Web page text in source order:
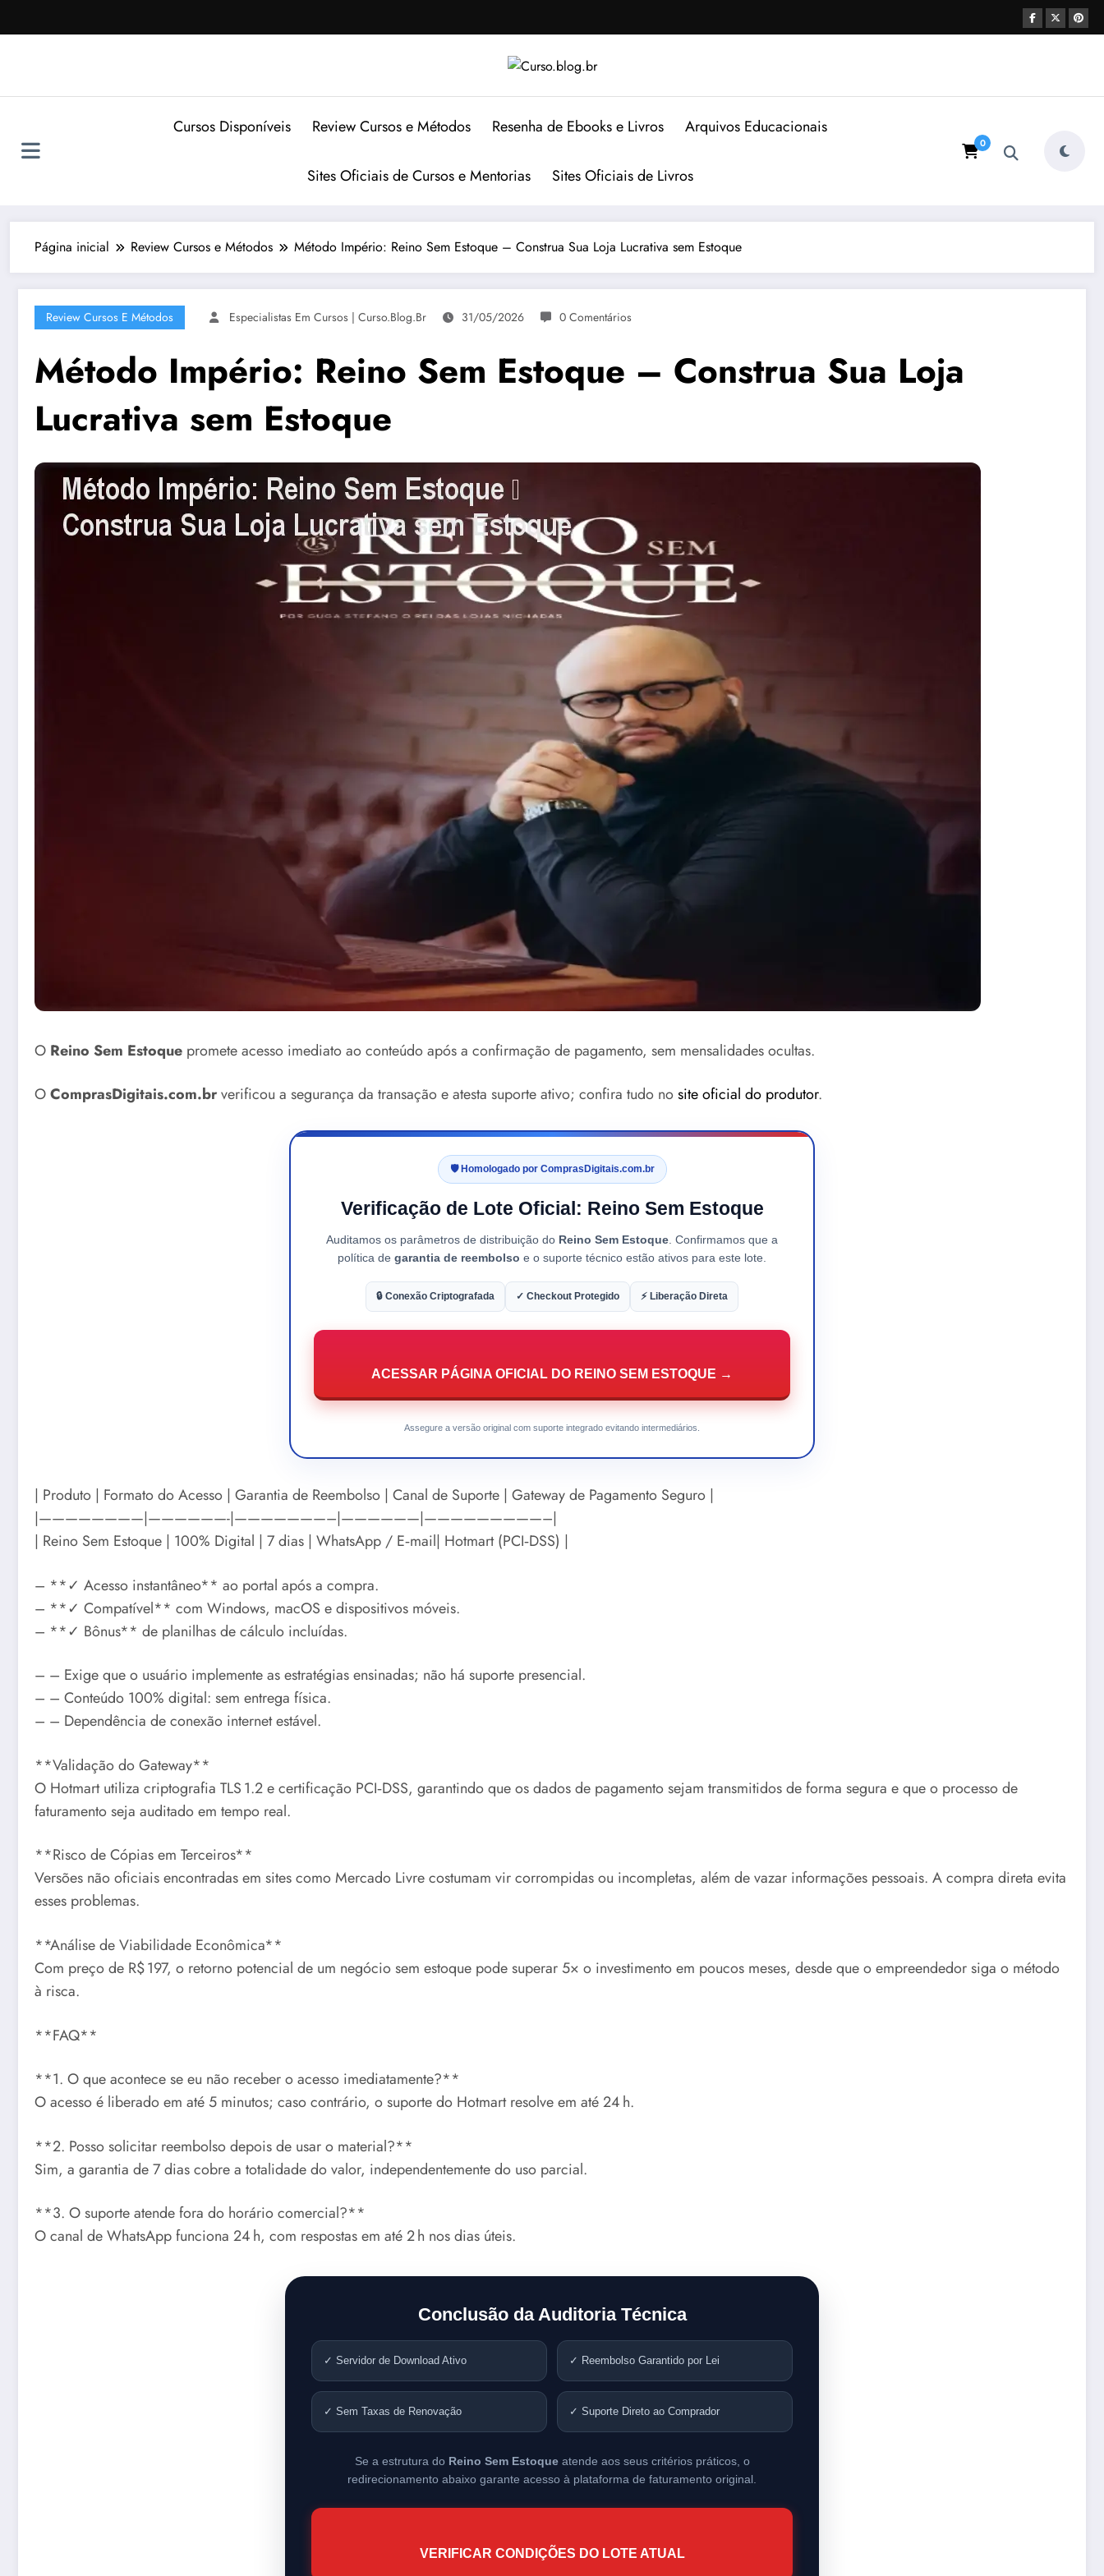
para
Cursos Disponíveis Review Cursos e Métodos Resenha de Ebooks e Livros Arquivos Educacionais
Sites Oficiais de Cursos e Mentorias Sites Oficiais de Livros
0
Página inicial Review Cursos e Métodos Método Império: Reino Sem Estoque – Construa Sua Loja Lucrativa sem Estoque
Review Cursos E Métodos Especialistas Em Cursos | Curso.blog.br 31/05/2026 0 Comentários
Método Império: Reino Sem Estoque – Construa Sua Loja
Lucrativa sem Estoque
O Reino Sem Estoque promete acesso imediato ao conteúdo após a confirmação de pagamento, sem mensalidades ocultas.
OComprasDigitais.com.brverificou a segurança da transação e atesta suporte ativo; confira tudo nosite oficial do produtor.
🛡️ Homologado por ComprasDigitais.com.br
Verificação de Lote Oficial: Reino Sem Estoque
Auditamos os parâmetros de distribuição do Reino Sem Estoque. Confirmamos que a
política de garantia de reembolso e o suporte técnico estão ativos para este lote.
🔒 Conexão Criptografada ✓ Checkout Protegido ⚡ Liberação Direta
ACESSAR PÁGINA OFICIAL DO REINO SEM ESTOQUE →
Assegure a versão original com suporte integrado evitando intermediários.
| Produto | Formato do Acesso | Garantia de Reembolso | Canal de Suporte | Gateway de Pagamento Seguro |
|————————|——————-|———————–|——————|—————————–|
| Reino Sem Estoque | 100% Digital | 7 dias | WhatsApp / E‑mail| Hotmart (PCI‑DSS) |
– **✓ Acesso instantâneo** ao portal após a compra.
– **✓ Compatível** com Windows, macOS e dispositivos móveis.
– **✓ Bônus** de planilhas de cálculo incluídas.
– – Exige que o usuário implemente as estratégias ensinadas; não há suporte presencial.
– – Conteúdo 100% digital: sem entrega física.
– – Dependência de conexão internet estável.
**Validação do Gateway**
O Hotmart utiliza criptografia TLS 1.2 e certificação PCI‑DSS, garantindo que os dados de pagamento sejam transmitidos de forma segura e que o processo de
faturamento seja auditado em tempo real.
**Risco de Cópias em Terceiros**
Versões não oficiais encontradas em sites como Mercado Livre costumam vir corrompidas ou incompletas, além de vazar informações pessoais. A compra direta evita
esses problemas.
**Análise de Viabilidade Econômica**
Com preço de R$ 197, o retorno potencial de um negócio sem estoque pode superar 5× o investimento em poucos meses, desde que o empreendedor siga o método
à risca.
**FAQ**
**1. O que acontece se eu não receber o acesso imediatamente?**
O acesso é liberado em até 5 minutos; caso contrário, o suporte do Hotmart resolve em até 24 h.
**2. Posso solicitar reembolso depois de usar o material?**
Sim, a garantia de 7 dias cobre a totalidade do valor, independentemente do uso parcial.
**3. O suporte atende fora do horário comercial?**
O canal de WhatsApp funciona 24 h, com respostas em até 2 h nos dias úteis.
Conclusão da Auditoria Técnica
✓ Servidor de Download Ativo ✓ Reembolso Garantido por Lei
✓ Sem Taxas de Renovação ✓ Suporte Direto ao Comprador
Se a estrutura do Reino Sem Estoqueatende aos seus critérios práticos, o
redirecionamento abaixo garante acesso à plataforma de faturamento original.
VERIFICAR CONDIÇÕES DO LOTE ATUAL